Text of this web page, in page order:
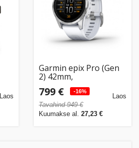
Laos
Garmin epix Pro (Gen
2) 42mm,
hõbedane/valge
799 € -16%
Tavahind 949 €
Kuumakse al. 27,23 €
Laos